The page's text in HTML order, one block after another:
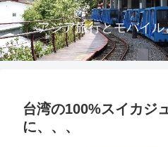
アジア旅行とモバイル
台湾の100%スイカジ
に、、、